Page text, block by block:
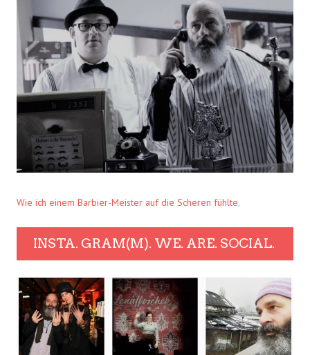
Wie ich einem Barbier-Meister auf die Scheren fühlte.
INSTA. GRAM(M). WE. ARE. SOCIAL.